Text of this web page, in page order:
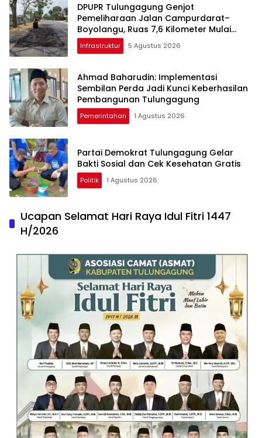
DPUPR Tulungagung Genjot
Pemeliharaan Jalan Campurdarat–
Boyolangu, Ruas 7,6 Kilometer Mulai
Diperbaiki
Infrastruktur 5 Agustus 2026
Ahmad Baharudin: Implementasi
Sembilan Perda Jadi Kunci Keberhasilan
Pembangunan Tulungagung
Pemerintahan 1 Agustus 2026
Partai Demokrat Tulungagung Gelar
Bakti Sosial dan Cek Kesehatan Gratis
Politik 1 Agustus 2026
Ucapan Selamat Hari Raya Idul Fitri 1447
H/2026